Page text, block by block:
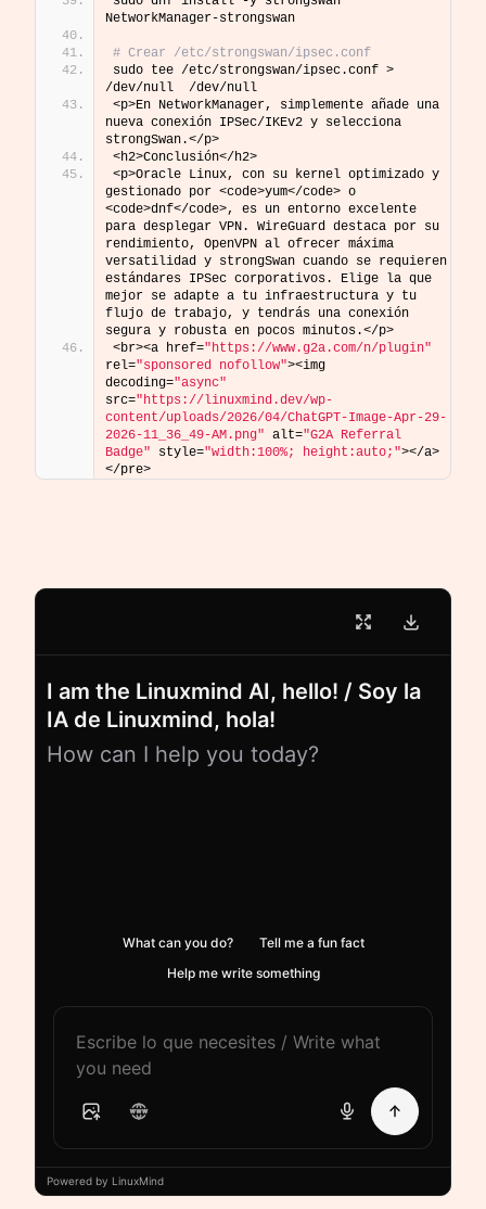
NetworkManager-strongswan
# Crear /etc/strongswan/ipsec.conf
sudo tee /etc/strongswan/ipsec.conf >
/dev/null  /dev/null
<p>En NetworkManager, simplemente añade una
nueva conexión IPSec/IKEv2 y selecciona
strongSwan.</p>
<h2>Conclusión</h2>
<p>Oracle Linux, con su kernel optimizado y
gestionado por <code>yum</code> o
<code>dnf</code>, es un entorno excelente
para desplegar VPN. WireGuard destaca por su
rendimiento, OpenVPN al ofrecer máxima
versatilidad y strongSwan cuando se requieren
estándares IPSec corporativos. Elige la que
mejor se adapte a tu infraestructura y tu
flujo de trabajo, y tendrás una conexión
segura y robusta en pocos minutos.</p>
<br><a href="https://www.g2a.com/n/plugin"
rel="sponsored nofollow"><img
decoding="async"
src="https://linuxmind.dev/wp-
content/uploads/2026/04/ChatGPT-Image-Apr-29-
2026-11_36_49-AM.png" alt="G2A Referral
Badge" style="width:100%; height:auto;"></a>
</pre>
I am the Linuxmind AI, hello! / Soy la
IA de Linuxmind, hola!
How can I help you today?
What can you do?
Tell me a fun fact
Help me write something
Powered by LinuxMind